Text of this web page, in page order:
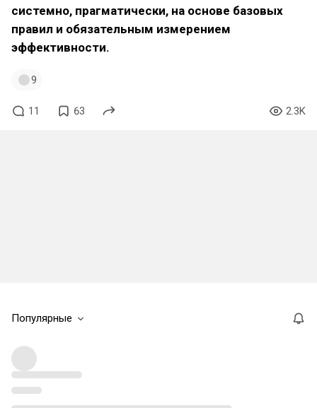
системно, прагматически, на основе базовых
правил и обязательным измерением
эффективности.
9
11 63 2.3K
Популярные